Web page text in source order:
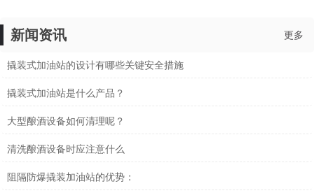
新闻资讯 更多
撬装式加油站的设计有哪些关键安全措施
撬装式加油站是什么产品？
大型酿酒设备如何清理呢？
清洗酿酒设备时应注意什么
阻隔防爆撬装加油站的优势：